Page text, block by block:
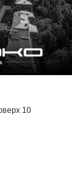
10